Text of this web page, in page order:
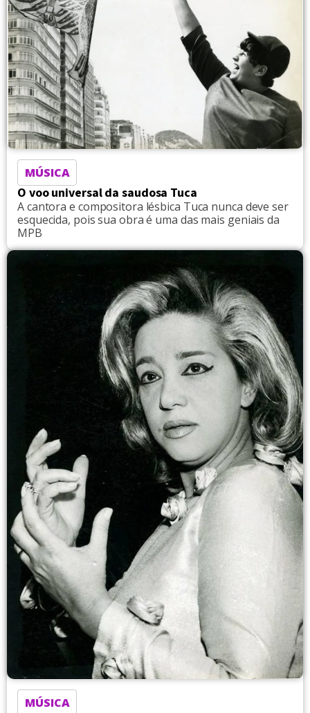
MÚSICA
O voo universal da saudosa Tuca
A cantora e compositora lésbica Tuca nunca deve ser
esquecida, pois sua obra é uma das mais geniais da
MPB
MÚSICA